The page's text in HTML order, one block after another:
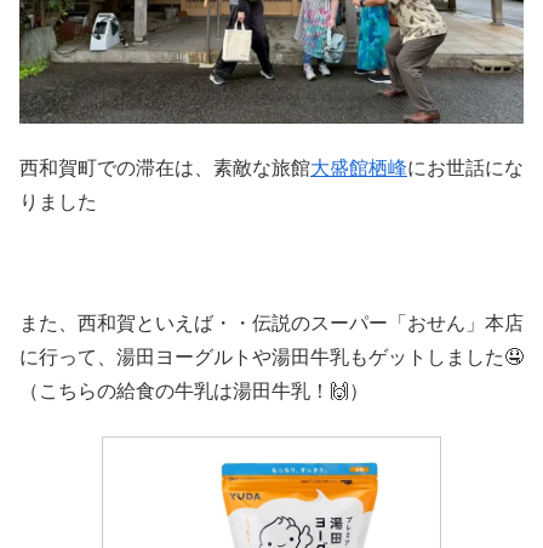
西和賀町での滞在は、素敵な旅館大盛館栖峰にお世話にな
りました
また、西和賀といえば・・伝説のスーパー「おせん」本店
に行って、湯田ヨーグルトや湯田牛乳もゲットしました🤤
（こちらの給食の牛乳は湯田牛乳！🙌）